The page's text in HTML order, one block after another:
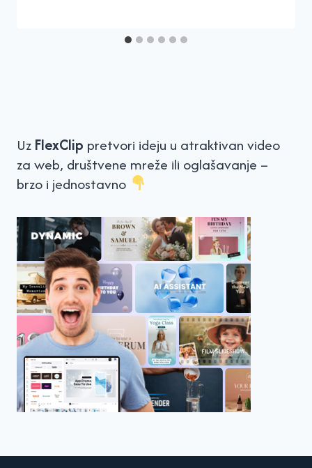
Uz FlexClip pretvori ideju u atraktivan video
za web, društvene mreže ili oglašavanje –
brzo i jednostavno